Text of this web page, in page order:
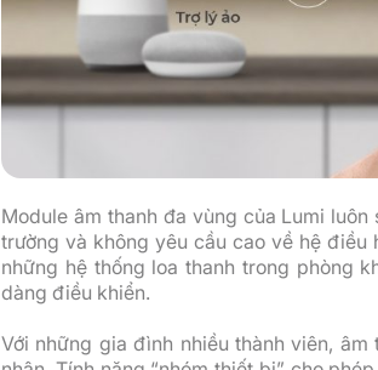
Module âm thanh đa vùng của Lumi
trường và không yêu cầu cao về hệ điều
những hệ thống loa thanh trong phòng
dàng điều khiển.
Với những gia đình nhiều thành viên,